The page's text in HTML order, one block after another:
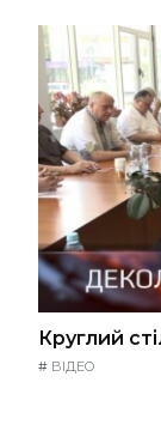
Круглий
# ВІДЕО